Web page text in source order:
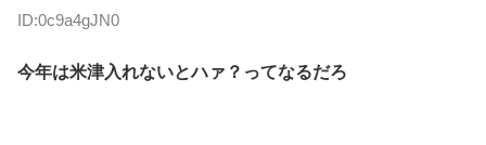
ID:0c9a4gJN0
今年は米津入れないとハァ？ってなるだろ